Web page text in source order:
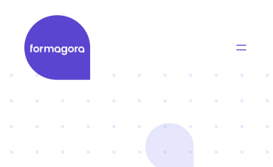
contenu
Formagora
Organisme de formation professionnelle |